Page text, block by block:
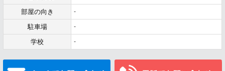
部屋の向き -
駐車場 -
学校 -
メールでお問い合わせ